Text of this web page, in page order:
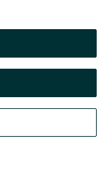
Czat Konto